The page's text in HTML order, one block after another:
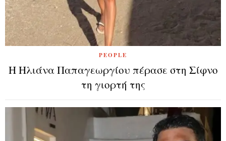
PEOPLE
Η Ηλιάνα Παπαγεωργίου πέρασε στη Σίφνο
τη γιορτή της